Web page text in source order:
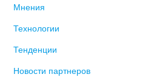
Мнения
Технологии
Тенденции
Новости партнеров